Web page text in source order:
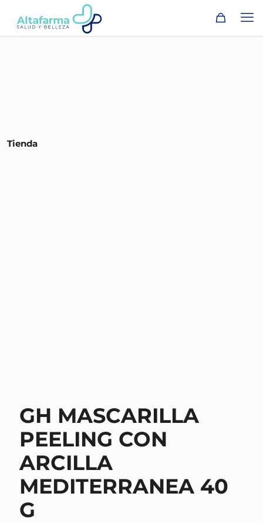
Tienda
GH MASCARILLA
PEELING CON
ARCILLA
MEDITERRANEA 40
G